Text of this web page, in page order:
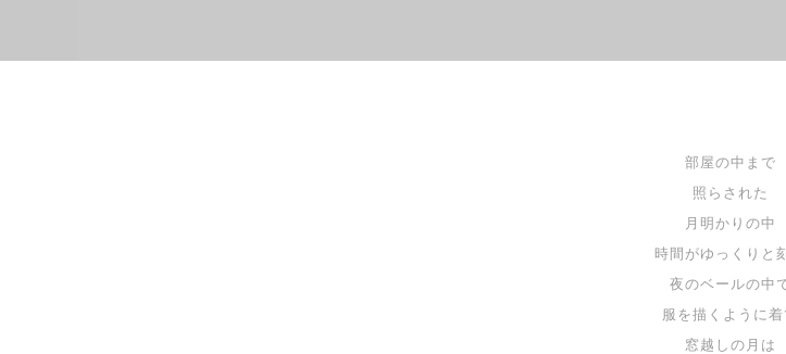
部屋の中まで
照らされた
月明かりの中
時間がゆっくりと
夜のベールの中
服を描くように着
窓越しの月は